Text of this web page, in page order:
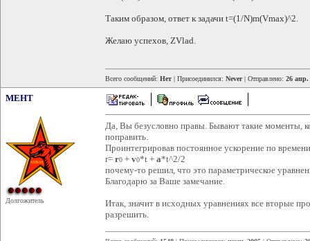
Таким образом, ответ к задачи t=(1/N)m(Vmax)^2.
Желаю успехов, ZVlad.
Всего сообщений: Нет | Присоединился: Never| Отправлено: 26 апр.
MEHT
Долгожитель
Да, Вы безусловно правы. Бывают такие моменты,
поправить.
Проинтегрировав постоянное ускорение по
r= r0 + v0*t + a*t^2/2
почему-то решил, что это параметрическое
Благодарю за Ваше замечание.
Итак, значит в исходных уравнениях все вторые
разрешить.